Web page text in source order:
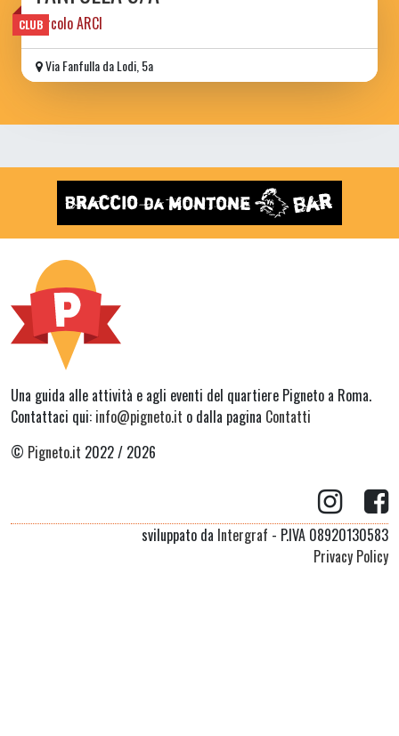
CLUBcircolo ARCI
Via Fanfulla da Lodi, 5a
Una guida alle attività e agli eventi del quartiere Pigneto a Roma.
Contattaci qui: info@pigneto.it o dalla pagina Contatti
© Pigneto.it 2022 / 2026
sviluppato da Intergraf - P.IVA 08920130583
Privacy Policy